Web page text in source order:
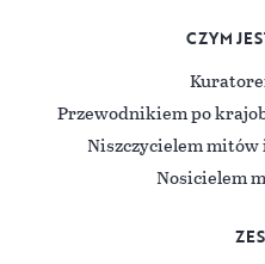
CZYM
Przewodnikiem po
Niszczycielem mitów
Nosicielem